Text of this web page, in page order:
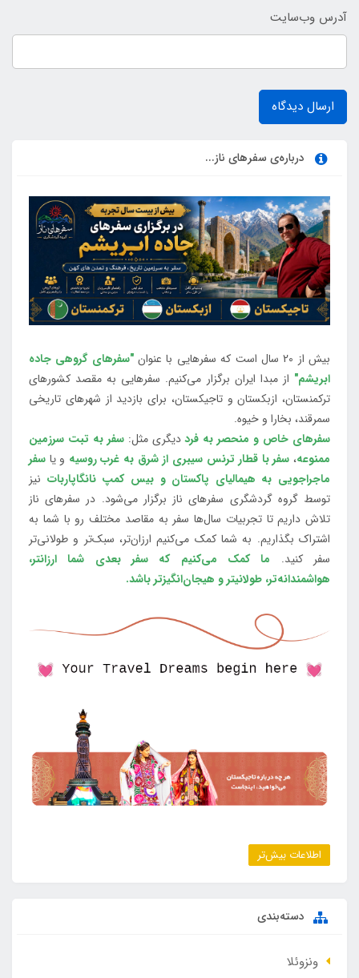
آدرس وب‌سایت
ارسال دیدگاه
درباره‌ی سفرهای ناز...
بیش از 20 سال است که سفرهایی با عنوان
"سفرهای گروهی جاده
ابریشم" از مبدا ایران برگزار می‌کنیم. سفرهایی به مقصد کشورهای
ترکمنستان، ازبکستان و تاجیکستان، برای بازدید از شهرهای تاریخی
سمرقند، بخارا و خیوه.
سفرهای خاص و منحصر به فرددیگری مثل:سفر به تبت سرزمین
ممنوعه، سفر با قطار ترنس سیبری از شرق به غرب روسیه و یا سفر
ماجراجویی به هیمالیای پاکستان و بیس کمپ نانگاپاربات نیز
توسط گروه گردشگری سفرهای ناز برگزار می‌شود. در سفرهای ناز
تلاش داریم تا تجربیات سال‌ها سفر به مقاصد مختلف رو با شما به
اشتراک بگذاریم. به شما کمک می‌کنیم ارزان‌تر، سبک‌تر و طولانی‌تر
سفر کنید. ما کمک می‌کنیم که سفر بعدی شما ارزانتر،
هواشمندانه‌تر، طولانی‎تر و هیجان‌انگیزتر باشد.
اطلاعات بیش‌تر
دسته‌بندی
ونزوئلا